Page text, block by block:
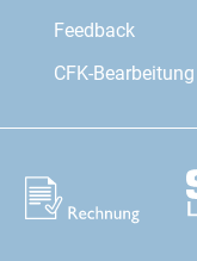
Feedback
CFK-Bearbeitung